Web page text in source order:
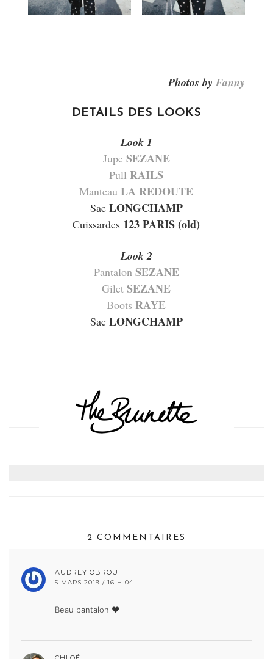
Photos by Fanny
DETAILS DES LOOKS
Look 1
Jupe SEZANE
PullRAILS
ManteauLA REDOUTE
Sac LONGCHAMP
Cuissardes 123 PARIS (old)
Look 2
Pantalon SEZANE
GiletSEZANE
BootsRAYE
Sac LONGCHAMP
2 COMMENTAIRES
AUDREY OBROU
5 MARS 2019 / 16 H 04
Beau pantalon ♥